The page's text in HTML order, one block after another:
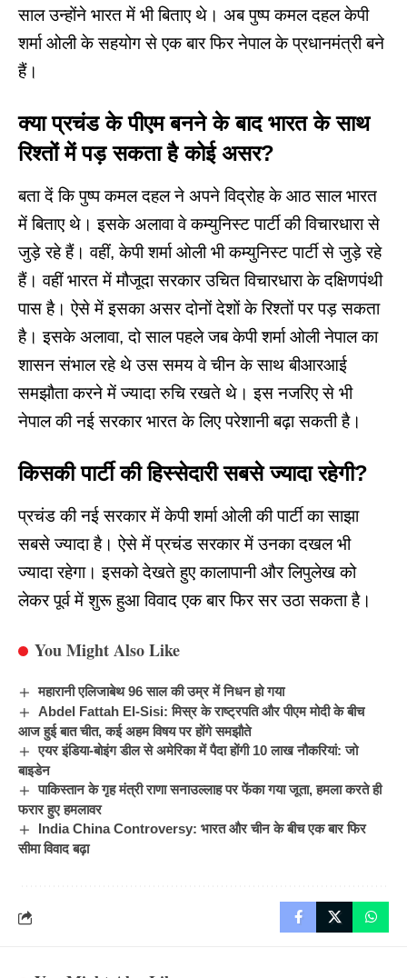
साल उन्होंने भारत में भी बिताए थे। अब पुष्प कमल दहल केपी
शर्मा ओली के सहयोग से एक बार फिर नेपाल के प्रधानमंत्री बने
हैं।
क्या प्रचंड के पीएम बनने के बाद भारत के साथ
रिश्तों में पड़ सकता है कोई असर?
बता दें कि पुष्प कमल दहल ने अपने विद्रोह के आठ साल भारत
में बिताए थे। इसके अलावा वे कम्युनिस्ट पार्टी की विचारधारा से
जुड़े रहे हैं। वहीं, केपी शर्मा ओली भी कम्युनिस्ट पार्टी से जुड़े रहे
हैं। वहीं भारत में मौजूदा सरकार उचित विचारधारा के दक्षिणपंथी
पास है। ऐसे में इसका असर दोनों देशों के रिश्तों पर पड़ सकता
है। इसके अलावा, दो साल पहले जब केपी शर्मा ओली नेपाल का
शासन संभाल रहे थे उस समय वे चीन के साथ बीआरआई
समझौता करने में ज्यादा रुचि रखते थे। इस नजरिए से भी
नेपाल की नई सरकार भारत के लिए परेशानी बढ़ा सकती है।
किसकी पार्टी की हिस्सेदारी सबसे ज्यादा रहेगी?
प्रचंड की नई सरकार में केपी शर्मा ओली की पार्टी का साझा
सबसे ज्यादा है। ऐसे मेंप्रचंड सरकारमें उनका दखल भी
ज्यादा रहेगा। इसको देखते हुए कालापानी और लिपुलेख को
लेकर पूर्व में शुरू हुआ विवाद एक बार फिर सर उठा सकता है।
You Might Also Like
महारानी एलिजाबेथ 96 साल की उम्र में निधन हो गया
Abdel Fattah El-Sisi: मिस्र के राष्ट्रपति और पीएम मोदी के बीच
आज हुई बात चीत, कई अहम विषय पर होंगे समझौते
एयर इंडिया-बोइंग डील से अमेरिका में पैदा होंगी 10 लाख नौकरियां: जो
बाइडेन
पाकिस्तान के गृह मंत्री राणा सनाउल्लाह पर फेंका गया जूता, हमला करते ही
फरार हुए हमलावर
India China Controversy: भारत और चीन के बीच एक बार फिर
सीमा विवाद बढ़ा